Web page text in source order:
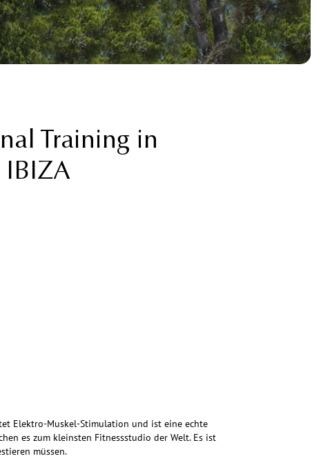
Training in
IBIZA
Elektro-Muskel-Stimulation und ist eine echte
es zum kleinsten Fitnessstudio der Welt. Es ist
müssen.